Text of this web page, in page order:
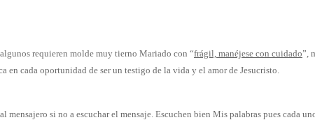
requieren molde muy tierno Mariado con “frágil, manéjese con cuidado”,
en cada oportunidad de ser un testigo de la vida y el amor de Jesucristo.
si no a escuchar el mensaje. Escuchen bien Mis palabras pues cada